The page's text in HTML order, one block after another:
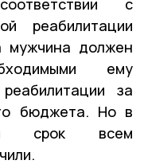
с
реабилитации
мужчина должен
ему
за
бюджета. Но в
срок всем